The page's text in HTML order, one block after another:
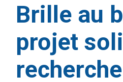
Brille au
projet